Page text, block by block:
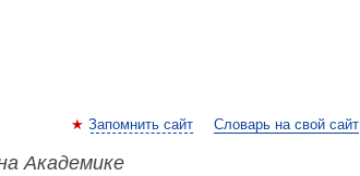
Запомнить сайт Словарь на свой сайт
Академике